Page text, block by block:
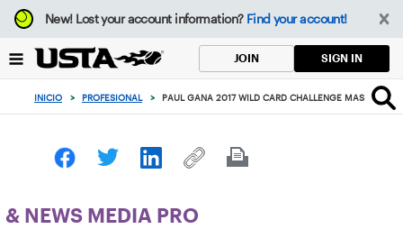
Enfoque
desde
botón
volver
principio
New!Lost your account information? Find your account!
JOIN SIGN IN
INICIO > PROFESIONAL > PAUL GANA 2017 WILD CARD CHALLENGE MASCULINO
& NEWS MEDIA PRO